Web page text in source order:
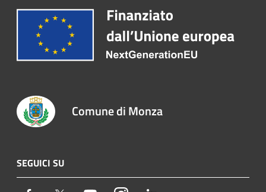
Comune di Monza
SEGUICI SU